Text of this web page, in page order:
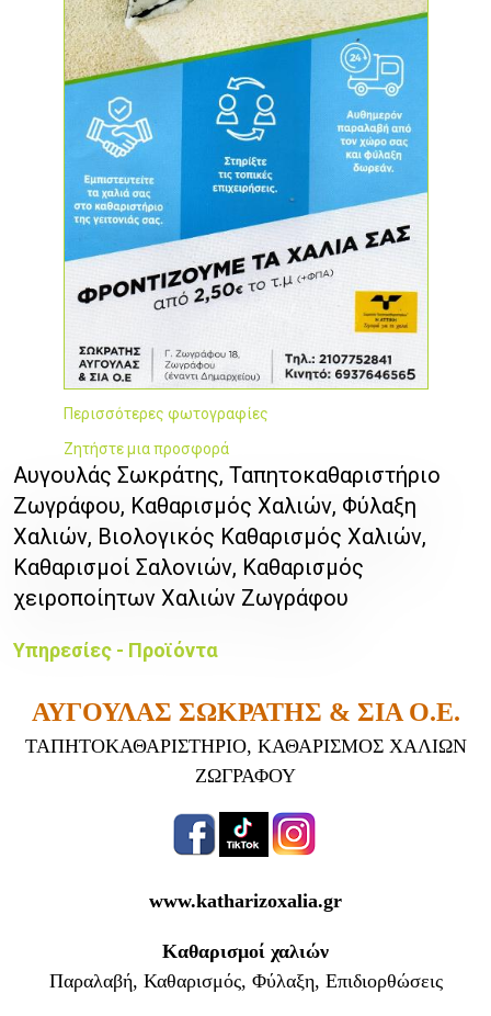
Περισσότερες φωτογραφίες
Ζητήστε μια προσφορά
Αυγουλάς Σωκράτης, Ταπητοκαθαριστήριo
Ζωγράφου, Καθαρισμός Χαλιών, Φύλαξη
Χαλιών, Βιολογικός Καθαρισμός Χαλιών,
Καθαρισμοί Σαλονιών, Καθαρισμός
χειροποίητων Χαλιών Ζωγράφου
Υπηρεσίες - Προϊόντα
ΑΥΓΟΥΛΑΣ ΣΩΚΡΑΤΗΣ & ΣΙΑ Ο.Ε.
ΤΑΠΗΤΟΚΑΘΑΡΙΣΤΗΡΙΟ, ΚΑΘΑΡΙΣΜΟΣ ΧΑΛΙΩΝ
ΖΩΓΡΑΦΟΥ
www.katharizoxalia.gr
Καθαρισμοί χαλιών
Παραλαβή, Καθαρισμός, Φύλαξη, Επιδιορθώσεις